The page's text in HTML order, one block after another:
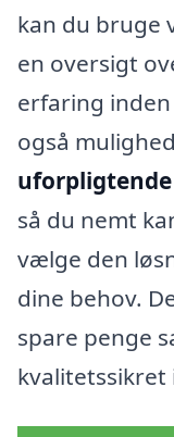
kan du bruge
en oversigt
erfaring
også
så du nemt
vælge den
dine behov.
spare penge
kvalitetssikret